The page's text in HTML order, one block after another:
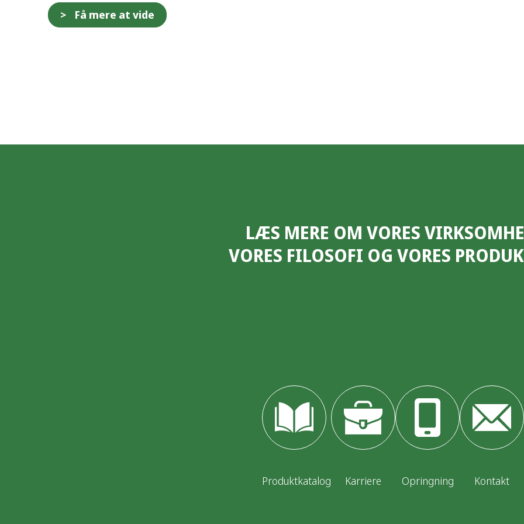
Få mere at vide
LÆS MERE OM VORES
VORES FILOSOFI OG VORES
Produktkatalog Karriere Opringning Kontakt